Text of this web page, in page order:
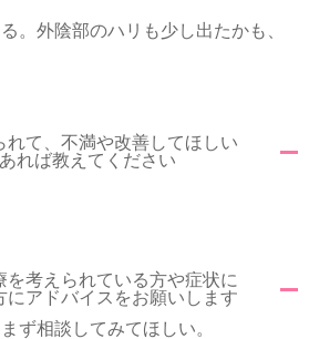
。外陰部のハリも少し出たかも、
て、不満や改善してほしい
れば教えてください
考えられている方や症状に
にアドバイスをお願いします
ず相談してみてほしい。